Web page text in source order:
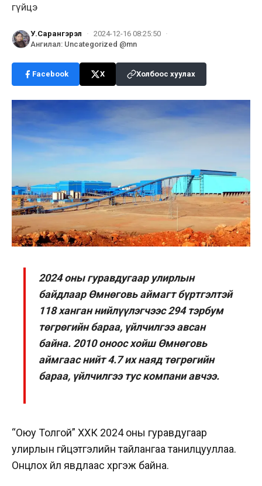
гүйцэ
У.Сарангэрэл · 2024-12-16 08:25:50 ·
Ангилал: Uncategorized @mn
Facebook X Холбоос хуулах
2024 оны гуравдугаар улирлын
байдлаар Өмнөговь аймагт бүртгэлтэй
118 ханган нийлүүлэгчээс 294 тэрбум
төгрөгийн бараа, үйлчилгээ авсан
байна. 2010 оноос хойш Өмнөговь
аймгаас нийт 4.7 их наяд төгрөгийн
бараа, үйлчилгээ тус компани авчээ.
“Оюу Толгой” ХХК 2024 оны гуравдугаар
улирлын гүйцэтгэлийн тайлангаа танилцууллаа.
Онцлох үйл явдлаас хүргэж байна.